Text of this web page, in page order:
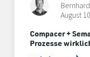
August
Compacer +
Prozesse